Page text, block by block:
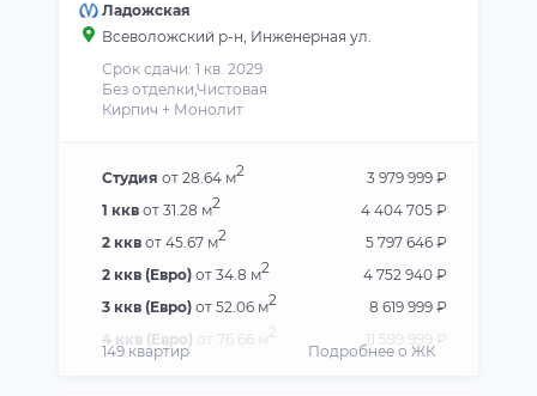
Ладожская
Всеволожский р-н, Инженерная ул.
Срок сдачи: 1 кв. 2029
Без отделки,Чистовая
Кирпич + Монолит
Студия от 28.64 м2
3 979 999 ₽
1 ккв от 31.28 м2
4 404 705 ₽
2 ккв от 45.67 м2
5 797 646 ₽
2 ккв (Евро) от 34.8 м2
4 752 940 ₽
3 ккв (Евро) от 52.06 м2
8 619 999 ₽
4 ккв (Евро)
от 76.66 м2 11 599 999 ₽
149 квартир Подробнее о ЖК